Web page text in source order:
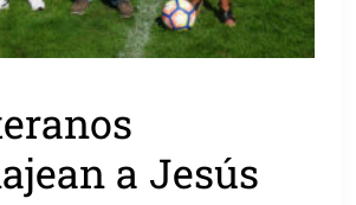
a Jesús